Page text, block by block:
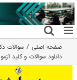
رفتن
به
محتوا
صفحه اصلی سوالات
دانلود سوالات و کلید